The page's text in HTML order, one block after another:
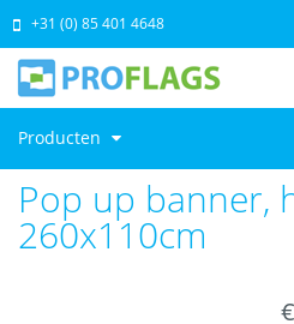
Producten
+31 (0) 85 401 4648
Pop up banner,
260x110cm
€